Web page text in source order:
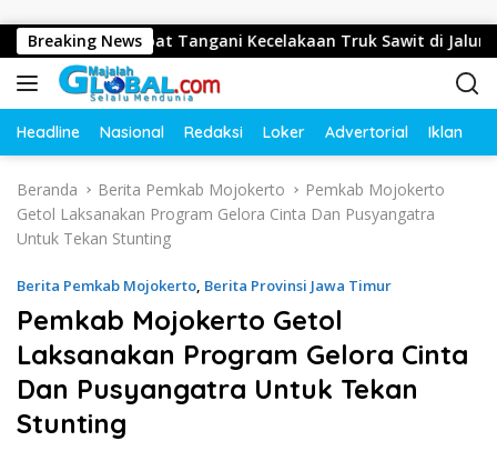
Breaking News
Gerak Cepat Tangani Kecelakaan Truk Sawit di Jalur Lintas
Headline Nasional Redaksi Loker Advertorial Iklan
Beranda Berita Pemkab Mojokerto
Pemkab Mojokerto
Getol Laksanakan Program Gelora Cinta Dan Pusyangatra
Untuk Tekan Stunting
Berita Pemkab Mojokerto, Berita Provinsi Jawa Timur
Pemkab Mojokerto Getol
Laksanakan Program Gelora Cinta
Dan Pusyangatra Untuk Tekan
Stunting